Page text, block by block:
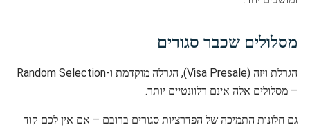
מסלולים שכבר סגורים
הגרלת ויזה (Visa Presale), הגרלה מוקדמת ו-Random Selection
– מסלולים אלה אינם רלוונטיים יותר.
גם חלונות התמיכה של הפדרציות סגורים ברובם – אם אין לכם קוד